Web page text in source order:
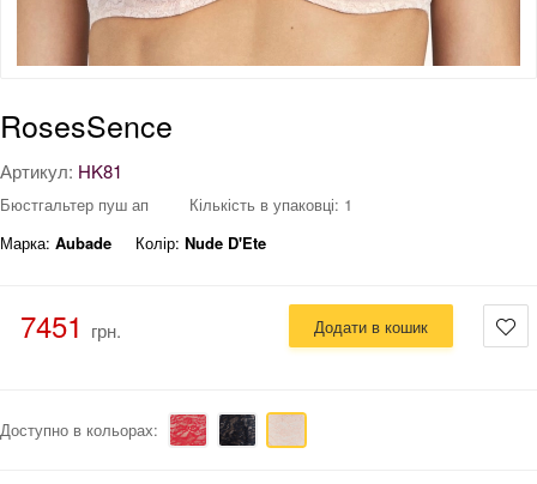
RosesSence
Артикул: HK81
Бюстгальтер пуш ап
Кількість в упаковці: 1
Марка: Aubade Колір: Nude D'Ete
7451 грн. Додати в кошик
Доступно в кольорах: